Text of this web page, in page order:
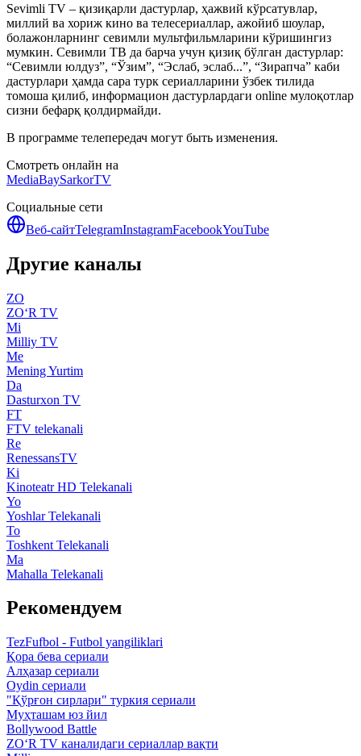
Sevimli TV – қизиқарли дастурлар, ҳажвий кўрсатувлар,
миллий ва хориж кино ва телесериаллар, ажойиб шоулар,
болажонларнинг севимли мультфильмларини кўришингиз
мумкин. Севимли ТВ да барча учун қизиқ бўлган дастурлар:
“Севимли юлдуз”, “Ўзим”, “Эслаб, эслаб...”, “Зирапча” каби
дастурлари ҳамда сара турк сериалларини ўзбек тилида
томоша қилиб, информацион дастурлардаги online мулоқотлар
сизни бефарқ қолдирмайди.
В программе телепередач могут быть изменения.
Смотреть онлайн на
MediaBaySarkorTV
Социальные сети
Веб-сайтTelegramInstagramFacebookYouTube
Другие каналы
ZO
ZO‘R TV
Mi
Milliy TV
Me
Mening Yurtim
Da
Dasturxon TV
FT
FTV telekanali
Re
RenessansTV
Ki
Kinoteatr HD Telekanali
Yo
Yoshlar Telekanali
To
Toshkent Telekanali
Ma
Mahalla Telekanali
Рекомендуем
TezFufbol - Futbol yangiliklari
Қора бева сериали
Алҳазар сериали
Oydin сериали
"Қўрғон сирлари" туркия сериали
Муҳташам юз йил
Bollywood Battle
ZO‘R TV каналидаги сериаллар вақти